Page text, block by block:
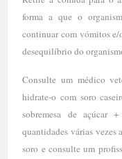
forma a que o
continuar com vómitos
desequilíbrio do
Consulte um médico
hidrate-o com soro
sobremesa de açúcar
quantidades várias vezes
soro e consulte um